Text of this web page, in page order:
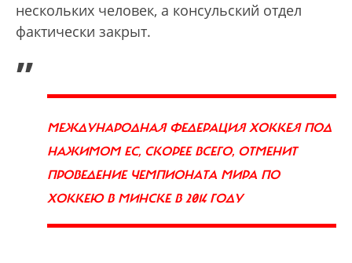
нескольких человек, а консульский отдел
фактически закрыт.
„
МЕЖДУНАРОДНАЯ ФЕДЕРАЦИЯ ХОККЕЯ ПОД
НАЖИМОМ ЕС, СКОРЕЕ ВСЕГО, ОТМЕНИТ
ПРОВЕДЕНИЕ ЧЕМПИОНАТА МИРА ПО
ХОККЕЮ В МИНСКЕ В 2014 ГОДУ